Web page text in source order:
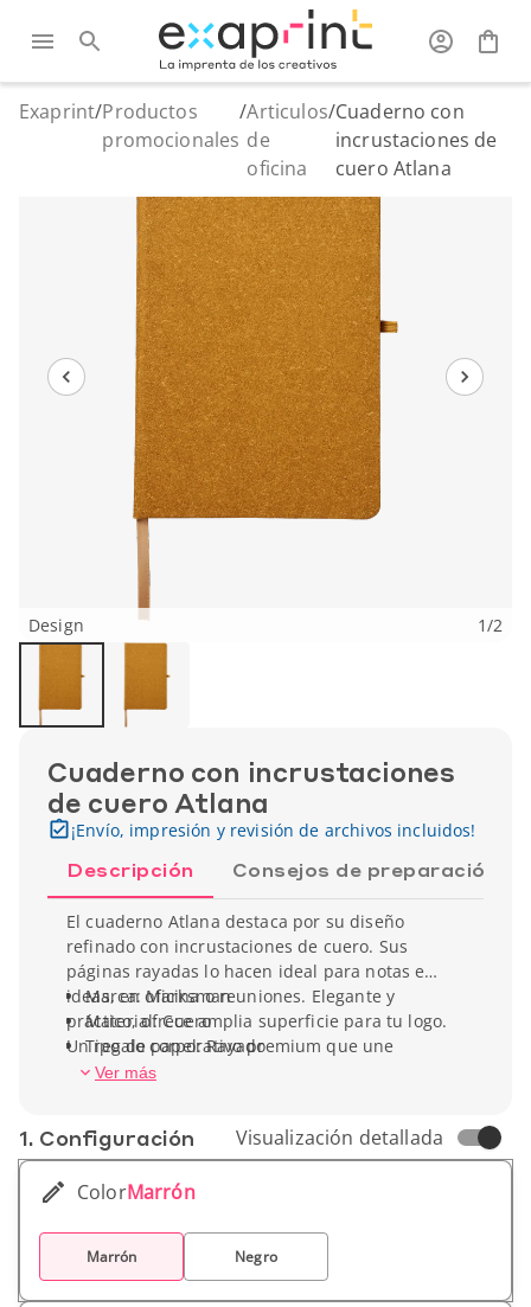
Exaprint/Productos
promocionales
/Articulos
de
oficina
/Cuaderno con
incrustaciones de
cuero Atlana
Design 1/2
Cuaderno con incrustaciones
de cuero Atlana
¡Envío, impresión y revisión de archivos incluidos!
Descripción Consejos de preparación
El cuaderno Atlana destaca por su diseño
refinado con incrustaciones de cuero. Sus
páginas rayadas lo hacen ideal para notas e
ideas, en oficina o reuniones. Elegante y
práctico, ofrece amplia superficie para tu logo.
Un regalo corporativo premium que une
utilidad, estilo y comunicación de alta gama.
Marca: Marksman
Material: Cuero
Tipo de papel: Rayado
Número de hojas: 80
Peso unitario: 255 g
Ver más
1. Conf­iguración Visualización detallada
ColorMarrón
Marrón Negro